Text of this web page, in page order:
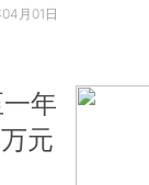
月01日
年
元